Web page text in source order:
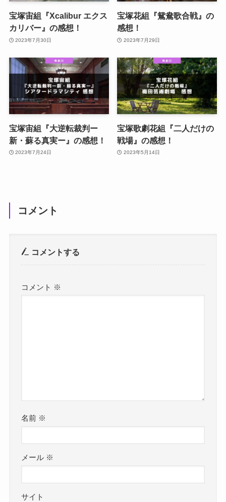
宝塚宙組『Xcalibur エクス
カリバー』の感想！
2023年7月30日
宝塚花組『鴛鴦歌合戦』の
感想！
2023年7月29日
宝塚宙組『大逆転裁判ー
新・蘇る真実ー』の感想！
2023年7月24日
宝塚歌劇花組『二人だけの
戦場』の感想！
2023年5月14日
コメント
コメントする
コメント ※
名前 ※
メール ※
サイト